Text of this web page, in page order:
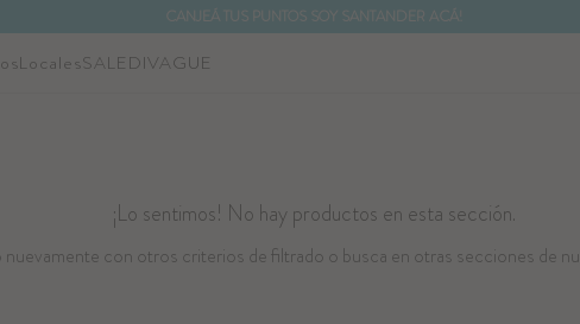
CANJEÁ TUS PUNTOS SOY SANTANDER ACÁ!
LocalesSALEDIVAGUE
¡Lo sentimos! No hay productos en esta sección.
nuevamente con otros criterios de filtrado o busca en otras secciones de